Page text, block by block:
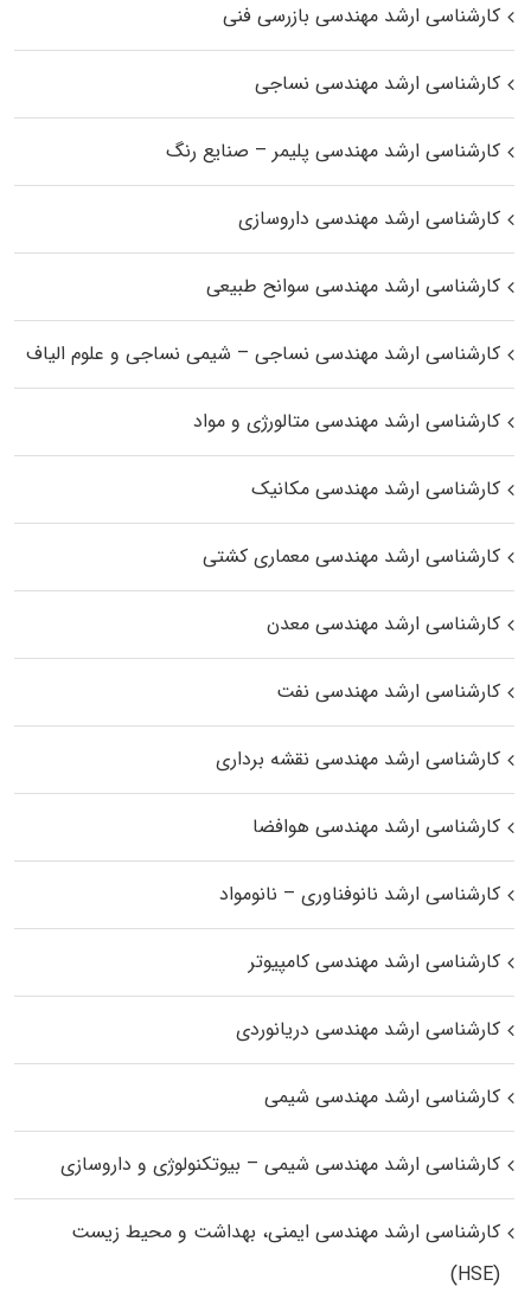
کارشناسی ارشد مهندسی بازرسی فنی
کارشناسی ارشد مهندسی نساجی
کارشناسی ارشد مهندسی پلیمر – صنایع رنگ
کارشناسی ارشد مهندسی داروسازی
کارشناسی ارشد مهندسی سوانح طبیعی
کارشناسی ارشد مهندسی نساجی – شیمی نساجی و علوم الیاف
کارشناسی ارشد مهندسی متالورژی و مواد
کارشناسی ارشد مهندسی مکانیک
کارشناسی ارشد مهندسی معماری کشتی
کارشناسی ارشد مهندسی معدن
کارشناسی ارشد مهندسی نفت
کارشناسی ارشد مهندسی نقشه برداری
کارشناسی ارشد مهندسی هوافضا
کارشناسی ارشد نانوفناوری – نانومواد
کارشناسی ارشد مهندسی کامپیوتر
کارشناسی ارشد مهندسی دریانوردی
کارشناسی ارشد مهندسی شیمی
کارشناسی ارشد مهندسی شیمی – بیوتکنولوژی و داروسازی
کارشناسی ارشد مهندسی ایمنی، بهداشت و محیط زیست
(HSE)